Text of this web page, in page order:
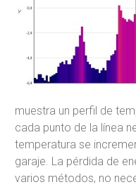
muestra un perfil de
cada punto de la línea
temperatura se
garaje. La pérdida de
varios métodos, no